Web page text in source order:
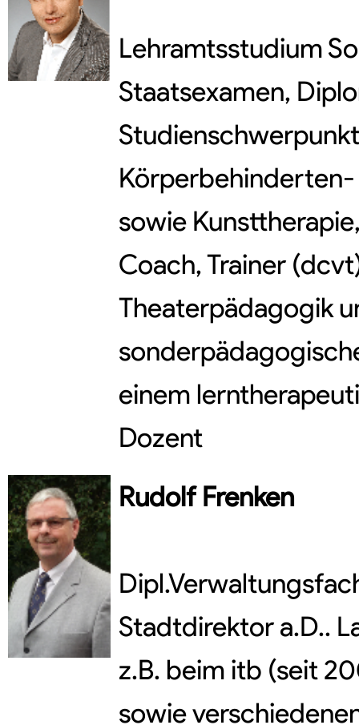
Lehramtsstudium
Staatsexamen,
sowie
Coach, Trainer
Theaterpädagogik
einem
Dozent
Rudolf Frenken
Stadtdirektor a.D..
z.B. beim itb (seit
sowie